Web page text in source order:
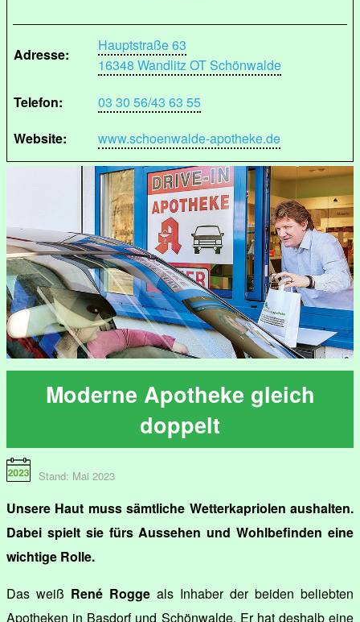
Adresse:
Hauptstraße 63
16348 Wandlitz OT Schönwalde
Telefon:
03 30 56/43 63 55
Website:
www.schoenwalde-apotheke.de
Moderne Apotheke gleich
doppelt
Stand: Mai 2023
Unsere Haut muss sämtliche Wetterkapriolen aushalten.
Dabei spielt sie fürs Aussehen und Wohlbefinden eine
wichtige Rolle.
Das weiß René Rogge als Inhaber der beiden beliebten
Apotheken in Basdorf und Schönwalde. Er hat deshalb eine